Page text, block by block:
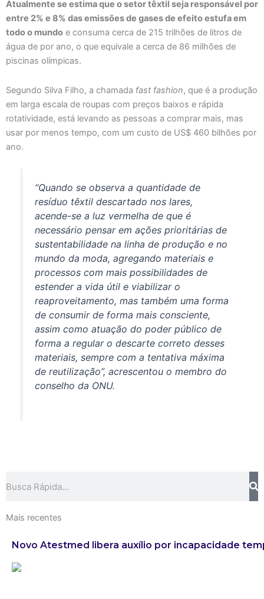
Atualmente se estima que o setor têxtil seja responsável por
entre 2% e 8% das emissões de gases de efeito estufa em
todo o mundo e consuma cerca de 215 trilhões de litros de
água de por ano, o que equivale a cerca de 86 milhões de
piscinas olímpicas.
Segundo Silva Filho, a chamada fast fashion, que é a produção
em larga escala de roupas com preços baixos e rápida
rotatividade, está levando as pessoas a comprar mais, mas
usar por menos tempo, com um custo de US$ 460 bilhões por
ano.
“Quando se observa a quantidade de
resíduo têxtil descartado nos lares,
acende-se a luz vermelha de que é
necessário pensar em ações prioritárias de
sustentabilidade na linha de produção e no
mundo da moda, agregando materiais e
processos com mais possibilidades de
estender a vida útil e viabilizar o
reaproveitamento, mas também uma forma
de consumir de forma mais consciente,
assim como atuação do poder público de
forma a regular o descarte correto desses
materiais, sempre com a tentativa máxima
de reutilização”, acrescentou o membro do
conselho da ONU.
Mais recentes
Novo Atestmed libera auxílio por incapacidade